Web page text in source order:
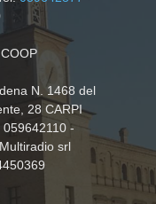
N. 1468 del
28 CARPI
-
srl